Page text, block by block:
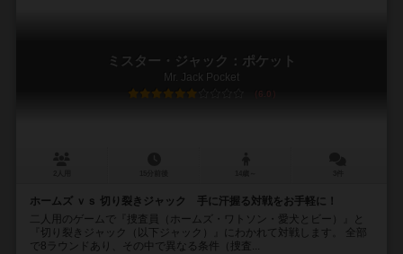
ミスター・ジャック：ポケット
Mr. Jack Pocket
6.0
ホームズ ｖｓ 切り裂きジャック 手に汗握る対戦をお手軽に！
二人用のゲームで『捜査員（ホームズ・ワトソン・愛犬とビー）』と
『切り裂きジャック（以下ジャック）』にわかれて対戦します。 全部
で8ラウンドあり、その中で異なる条件（捜査...